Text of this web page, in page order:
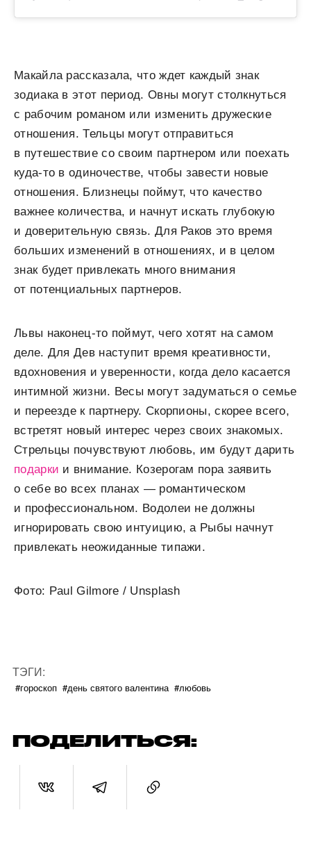
Макайла рассказала, что ждет каждый знак
зодиака в этот период. Овны могут столкнуться
с рабочим романом или изменить дружеские
отношения. Тельцы могут отправиться
в путешествие со своим партнером или поехать
куда-то в одиночестве, чтобы завести новые
отношения. Близнецы поймут, что качество
важнее количества, и начнут искать глубокую
и доверительную связь. Для Раков это время
больших изменений в отношениях, и в целом
знак будет привлекать много внимания
от потенциальных партнеров.
Львы наконец-то поймут, чего хотят на самом
деле. Для Дев наступит время креативности,
вдохновения и уверенности, когда дело касается
интимной жизни. Весы могут задуматься о семье
и переезде к партнеру. Скорпионы, скорее всего,
встретят новый интерес через своих знакомых.
Стрельцы почувствуют любовь, им будут дарить
подарки и внимание. Козерогам пора заявить
о себе во всех планах — романтическом
и профессиональном. Водолеи не должны
игнорировать свою интуицию, а Рыбы начнут
привлекать неожиданные типажи.
Фото: Paul Gilmore / Unsplash
ТЭГИ:
#гороскоп #день святого валентина #любовь
ПОДЕЛИТЬСЯ: